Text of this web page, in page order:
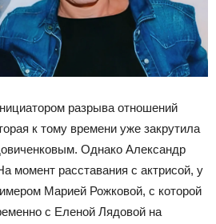
разрыва отношений
к тому времени уже закрутила
Однако Александр
момент расставания с актрисой, у
Марией Рожковой, с которой
с Еленой Лядовой на